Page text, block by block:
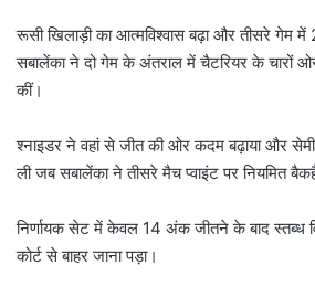
रूसी खिलाड़ी का आत्मविश्वास बढ़ा और तीसरे गेम
सबालेंका ने दो गेम के अंतराल में चैटरियर के चारों
कीं।
श्नाइडर ने वहां से जीत की ओर कदम बढ़ाया और
ली जब सबालेंका ने तीसरे मैच प्वाइंट पर नियमित
निर्णायक सेट में केवल 14 अंक जीतने के बाद स्तब्ध
कोर्ट से बाहर जाना पड़ा।